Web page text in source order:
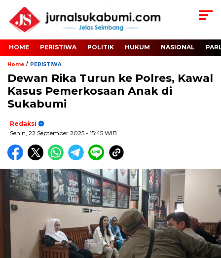
HOME PERISTIWA POLITIK HUKUM NASIONAL
Home / PERISTIWA
Dewan Rika Turun ke Polres, Kawal
Kasus Pemerkosaan Anak di
Sukabumi
Redaksi
Senin, 22 September 2025 - 15:45 WIB